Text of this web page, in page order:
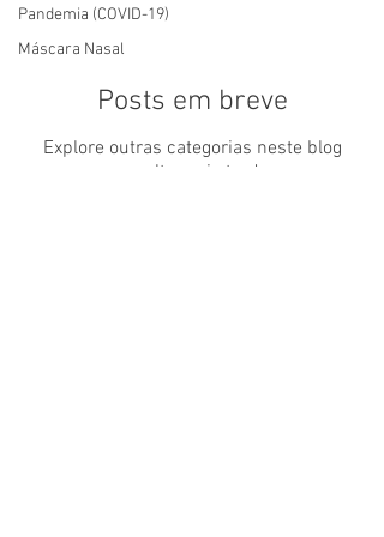
Pandemia (COVID-19)
Máscara Nasal
Posts em breve
Explore outras categorias neste blog
ou volte mais tarde.